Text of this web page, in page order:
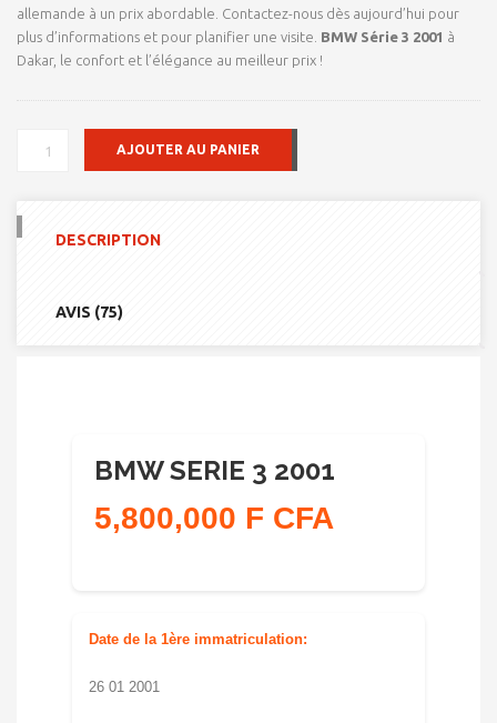
allemande à un prix abordable. Contactez-nous dès aujourd’hui pour
plus d’informations et pour planifier une visite. BMW Série 3 2001 à
Dakar, le confort et l’élégance au meilleur prix !
QUANTITÉ
AJOUTER AU PANIER
DESCRIPTION
AVIS (75)
BMW SERIE 3 2001
5,800,000 F CFA
Date de la 1ère immatriculation:
26 01 2001